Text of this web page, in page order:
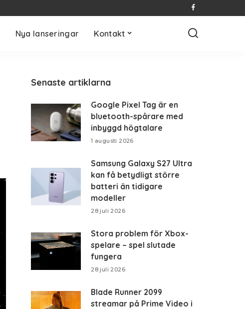
Nya lanseringar Kontakt
Senaste artiklarna
Google Pixel Tag är en
bluetooth-spårare med
inbyggd högtalare
1 augusti 2026
Samsung Galaxy S27 Ultra
kan få betydligt större
batteri än tidigare
modeller
28 juli 2026
Stora problem för Xbox-
spelare – spel slutade
fungera
28 juli 2026
Blade Runner 2099
streamar på Prime Video i